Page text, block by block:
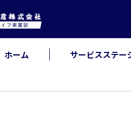
ホーム サービスステー